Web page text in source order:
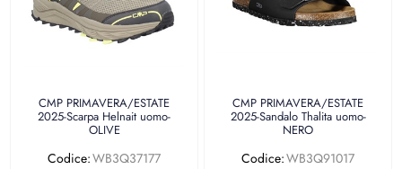
CMP PRIMAVERA/ESTATE
2025-Scarpa Helnait uomo-
OLIVE
Codice:WB3Q37177
CMP PRIMAVERA/ESTATE
2025-Sandalo Thalita uomo-
NERO
Codice:WB3Q91017